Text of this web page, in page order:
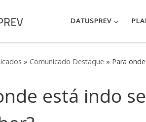
DATUSPREV
» Comunicado Destaque » Para
está indo